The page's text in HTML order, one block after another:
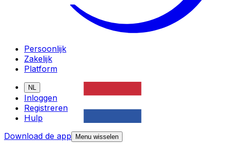
Persoonlijk
Zakelijk
Platform
NL
Inloggen
Registreren
Hulp
Download de app
Menu wisselen